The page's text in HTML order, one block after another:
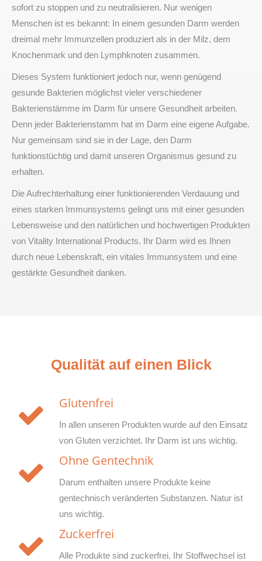
sofort zu stoppen und zu neutralisieren. Nur wenigen
Menschen ist es bekannt: In einem gesunden Darm werden
dreimal mehr Immunzellen produziert als in der Milz, dem
Knochenmark und den Lymphknoten zusammen.
Dieses System funktioniert jedoch nur, wenn genügend
gesunde Bakterien möglichst vieler verschiedener
Bakterienstämme im Darm für unsere Gesundheit arbeiten.
Denn jeder Bakterienstamm hat im Darm eine eigene Aufgabe.
Nur gemeinsam sind sie in der Lage, den Darm
funktionstüchtig und damit unseren Organismus gesund zu
erhalten.
Die Aufrechterhaltung einer funktionierenden Verdauung und
eines starken Immunsystems gelingt uns mit einer gesunden
Lebensweise und den natürlichen und hochwertigen Produkten
von Vitality International Products. Ihr Darm wird es Ihnen
durch neue Lebenskraft, ein vitales Immunsystem und eine
gestärkte Gesundheit danken.
Qualität auf einen Blick
Glutenfrei
In allen unseren Produkten wurde auf den Einsatz
von Gluten verzichtet. Ihr Darm ist uns wichtig.
Ohne Gentechnik
Darum enthalten unsere Produkte keine
gentechnisch veränderten Substanzen. Natur ist
uns wichtig.
Zuckerfrei
Alle Produkte sind zuckerfrei. Ihr Stoffwechsel ist